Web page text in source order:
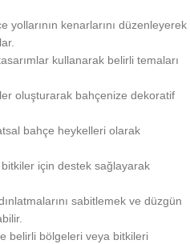
yollarının kenarlarını düzenleyerek
kullanarak belirli temaları
oluşturarak bahçenize dekoratif
bahçe heykelleri olarak
için destek sağlayarak
sabitlemek ve düzgün
belirli bölgeleri veya bitkileri